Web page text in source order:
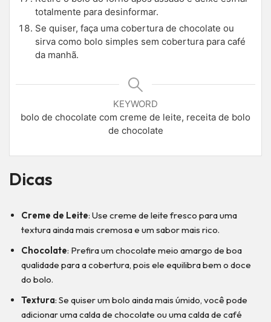
totalmente para desinformar.
Se quiser, faça uma cobertura de chocolate ou
sirva como bolo simples sem cobertura para café
da manhã.
KEYWORD
bolo de chocolate com creme de leite, receita de bolo
de chocolate
Dicas
Creme de Leite: Use creme de leite fresco para uma
textura ainda mais cremosa e um sabor mais rico.
Chocolate: Prefira um chocolate meio amargo de boa
qualidade para a cobertura, pois ele equilibra bem o doce
do bolo.
Textura: Se quiser um bolo ainda mais úmido, você pode
adicionar uma calda de chocolate ou uma calda de café